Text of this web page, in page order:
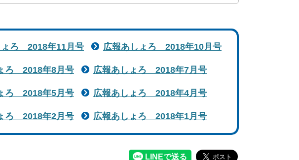
ょろ 2018年11月号 広報あしょろ 2018年10月号
ろ 2018年8月号 広報あしょろ 2018年7月号
ろ 2018年5月号 広報あしょろ 2018年4月号
ろ 2018年2月号 広報あしょろ 2018年1月号